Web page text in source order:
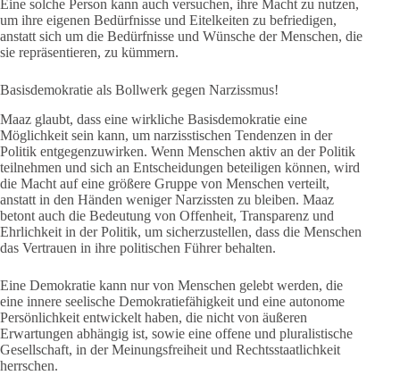
Eine solche Person kann auch versuchen, ihre Macht zu nutzen,
um ihre eigenen Bedürfnisse und Eitelkeiten zu befriedigen,
anstatt sich um die Bedürfnisse und Wünsche der Menschen, die
sie repräsentieren, zu kümmern.
Basisdemokratie als Bollwerk gegen Narzissmus!
Maaz glaubt, dass eine wirkliche Basisdemokratie eine
Möglichkeit sein kann, um narzisstischen Tendenzen in der
Politik entgegenzuwirken. Wenn Menschen aktiv an der Politik
teilnehmen und sich an Entscheidungen beteiligen können, wird
die Macht auf eine größere Gruppe von Menschen verteilt,
anstatt in den Händen weniger Narzissten zu bleiben. Maaz
betont auch die Bedeutung von Offenheit, Transparenz und
Ehrlichkeit in der Politik, um sicherzustellen, dass die Menschen
das Vertrauen in ihre politischen Führer behalten.
Eine Demokratie kann nur von Menschen gelebt werden, die
eine innere seelische Demokratiefähigkeit und eine autonome
Persönlichkeit entwickelt haben, die nicht von äußeren
Erwartungen abhängig ist, sowie eine offene und pluralistische
Gesellschaft, in der Meinungsfreiheit und Rechtsstaatlichkeit
herrschen.